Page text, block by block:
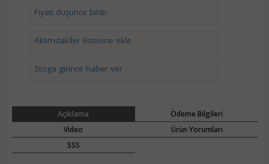
Fiyatı düşünce bildir
Aklımdakiler listesine ekle
Stoga girince haber ver
Açıklama
Ödeme Bilgileri
Video
Ürün Yorumları
SSS